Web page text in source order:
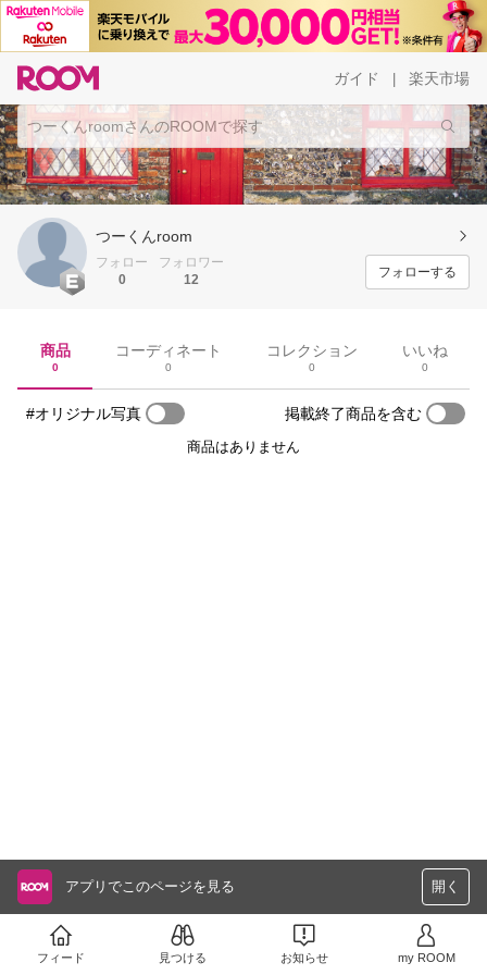
ガイド 楽天市場
つーくんroom
フォロー
0
フォロワー
12
フォローする
商品
0
コーディネート
0
コレクション
0
いいね
0
#オリジナル写真 掲載終了商品を含む
商品はありません
アプリでこのページを見る 開く
フィード 見つける お知らせ my ROOM